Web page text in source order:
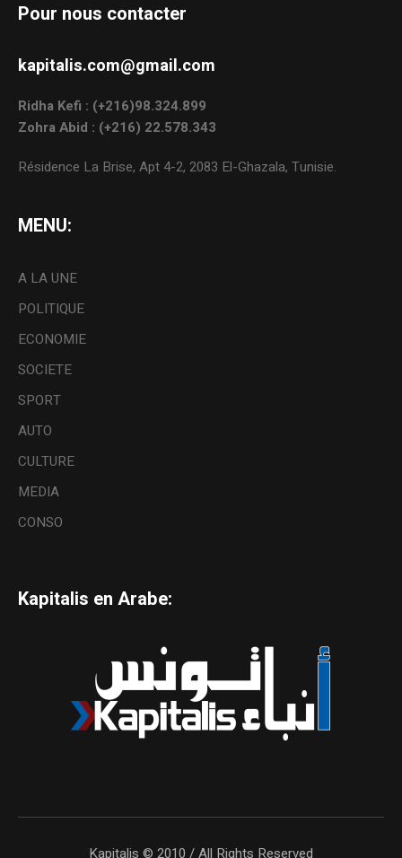
Pour nous contacter
kapitalis.com@gmail.com
Ridha Kefi : (+216)98.324.899
Zohra Abid : (+216) 22.578.343
Résidence La Brise, Apt 4-2, 2083 El-Ghazala, Tunisie.
MENU:
A LA UNE
POLITIQUE
ECONOMIE
SOCIETE
SPORT
AUTO
CULTURE
MEDIA
CONSO
Kapitalis en Arabe:
Kapitalis © 2010 / All Rights Reserved